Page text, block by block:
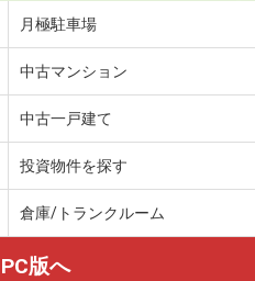
月極駐車場
中古マンション
中古一戸建て
投資物件を探す
倉庫/トランクルーム
PC版へ